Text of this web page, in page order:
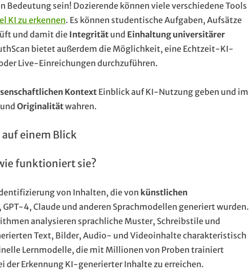
Bedeutung sein! Dozierende können viele verschiedene Tools
KI zu erkennen. Es können studentische Aufgaben, Aufsätze
und damit die Integrität und Einhaltung universitärer
bietet außerdem die Möglichkeit, eine Echtzeit-KI-
Live-Einreichungen durchzuführen.
Kontext Einblick auf KI-Nutzung geben und im
und Originalitätwahren.
einem Blick
funktioniert sie?
von Inhalten, die von künstlichen
GPT-4, Claude und anderen Sprachmodellen generiert wurden.
analysieren sprachliche Muster, Schreibstile und
Text, Bilder, Audio- und Videoinhalte charakteristisch
Lernmodelle, die mit Millionen von Proben trainiert
der Erkennung KI-generierter Inhalte zu erreichen.